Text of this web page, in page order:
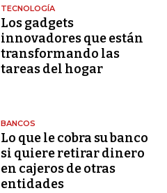
TECNOLOGÍA
Los gadgets
innovadores que están
transformando las
tareas del hogar
BANCOS
Lo que le cobra su banco
si quiere retirar dinero
en cajeros de otras
entidades